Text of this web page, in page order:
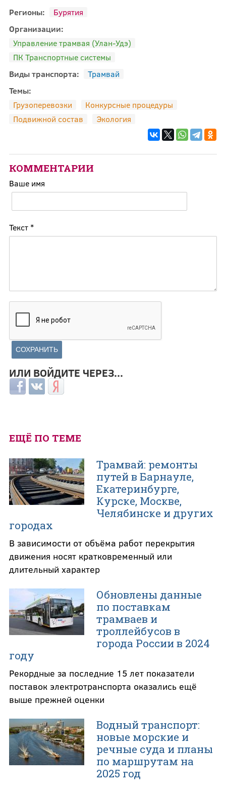
Регионы:
Бурятия
Организации:
Управление трамвая (Улан-Удэ)
ПК Транспортные системы
Виды транспорта:
Трамвай
Темы:
Грузоперевозки
Конкурсные процедуры
Подвижной состав
Экология
КОММЕНТАРИИ
Ваше имя
Текст *
ИЛИ ВОЙДИТЕ ЧЕРЕЗ...
Login with Facebook
Login with ВКонтакте
Login with Яндекс
ЕЩЁ ПО ТЕМЕ
Трамвай: ремонты
путей в Барнауле,
Екатеринбурге,
Курске, Москве,
Челябинске и других
городах
В зависимости от объёма работ перекрытия
движения носят кратковременный или
длительный характер
Обновлены данные
по поставкам
трамваев и
троллейбусов в
города России в 2024
году
Рекордные за последние 15 лет показатели
поставок электротранспорта оказались ещё
выше прежней оценки
Водный транспорт:
новые морские и
речные суда и планы
по маршрутам на
2025 год